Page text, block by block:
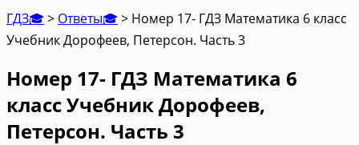
ГДЗ🎓> Ответы🎓> Номер 17- ГДЗ Математика 6 класс
Учебник Дорофеев, Петерсон. Часть 3
Номер 17- ГДЗ Математика 6
класс Учебник Дорофеев,
Петерсон. Часть 3